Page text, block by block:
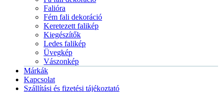
Falióra
Fém fali dekoráció
Keretezett falikép
Kiegészítők
Ledes falikép
Üvegkép
Vászonkép
Márkák
Kapcsolat
Szállítási és fizetési tájékoztató